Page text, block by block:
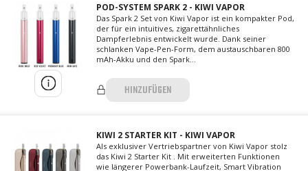
POD-SYSTEM SPARK 2 - KIWI VAPOR
Das Spark 2 Set von Kiwi Vapor ist ein kompakter Pod,
der für ein intuitives, zigarettähnliches
Dampferlebnis entwickelt wurde. Dank seiner
schlanken Vape-Pen-Form, dem austauschbaren 800
mAh-Akku und den Spark...
HINZUFÜGEN
KIWI 2 STARTER KIT - KIWI VAPOR
Als exklusiver Vertriebspartner von Kiwi Vapor stolz
das Kiwi 2 Starter Kit . Mit erweiterten Funktionen
wie längerer Powerbank-Laufzeit, Smart Vibration